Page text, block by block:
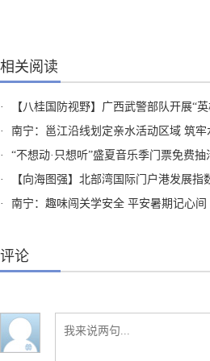
相关阅读
·
【八桂国防视野】广西武警部队开展“
·
南宁：邕江沿线划定亲水活动区域 筑
·
“不想动·只想听”盛夏音乐季门票免费抽
·
【向海图强】北部湾国际门户港发展指
·
南宁：趣味闯关学安全 平安暑期记心间
评论